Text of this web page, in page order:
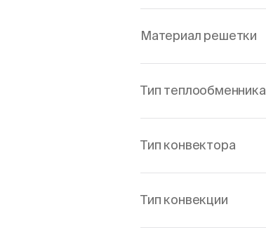
Материал решетки
Тип теплообменника
Тип конвектора
Тип конвекции